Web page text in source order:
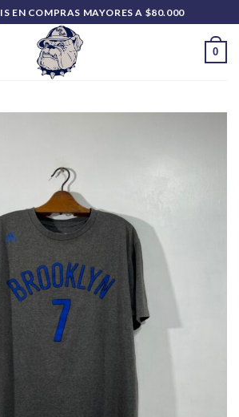
EN COMPRAS MAYORES A $80.000
0